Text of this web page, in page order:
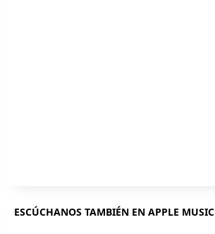
ESCÚCHANOS TAMBIÉN EN APPLE MUSIC